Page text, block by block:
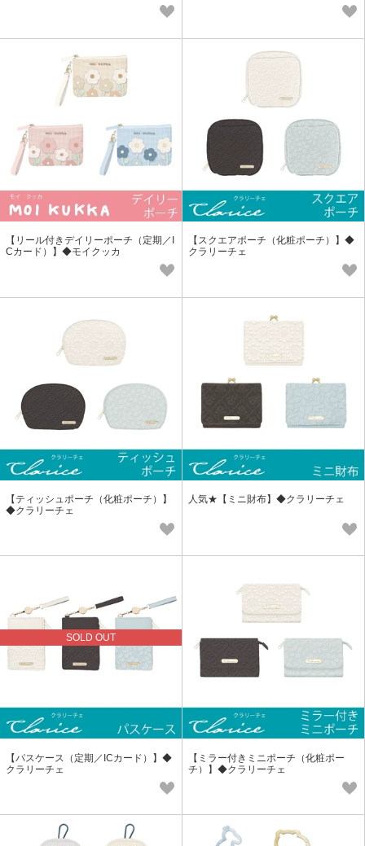
【リール付きデイリーポーチ（定期／I
Cカード）】◆モイクッカ
【スクエアポーチ（化粧ポーチ）】◆
クラリーチェ
【ティッシュポーチ（化粧ポーチ）】
◆クラリーチェ
人気★【ミニ財布】◆クラリーチェ
SOLD OUT
【パスケース（定期／ICカード）】◆
クラリーチェ
【ミラー付きミニポーチ（化粧ポー
チ）】◆クラリーチェ